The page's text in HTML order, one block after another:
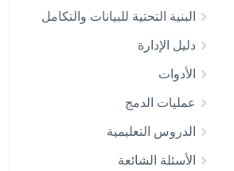
البنية التحتية للبيانات والتكامل
دليل الإدارة
الأدوات
عمليات الدمج
الدروس التعليمية
الأسئلة الشائعة